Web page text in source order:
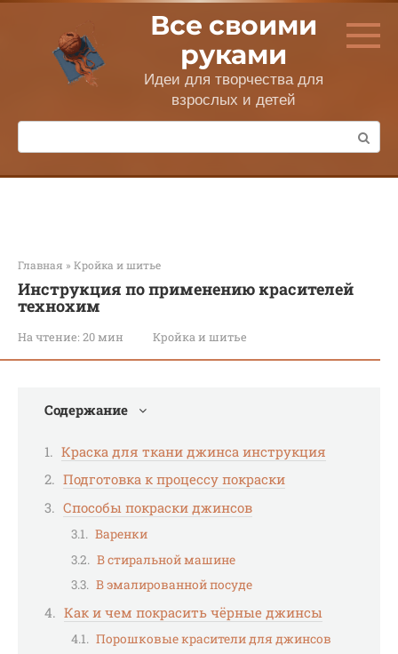
Перейти
контенту
Все своими
руками
Идеи для творчества для
взрослых и детей
Поиск:
Главная » Кройка и шитье
Инструкция по применению красителей
технохим
На чтение: 20 мин Кройка и шитье
Содержание
Краска для ткани джинса инструкция
Подготовка к процессу покраски
Способы покраски джинсов
Варенки
В стиральной машине
В эмалированной посуде
Как и чем покрасить чёрные джинсы
Порошковые красители для джинсов